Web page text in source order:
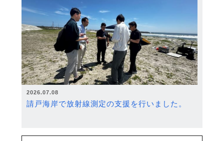
2026.07.08
請戸海岸で放射線測定の支援を行いました。